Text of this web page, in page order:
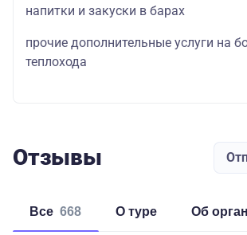
напитки и закуски в барах
прочие дополнительные услуги на
теплохода
Отзывы
Все 668 о туре об